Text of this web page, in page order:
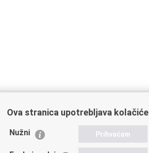
Važne poveznice
Ministarstvo unutarnjih poslova
Ova stranica upotrebljava kolačiće
Nužni Prihvaćam